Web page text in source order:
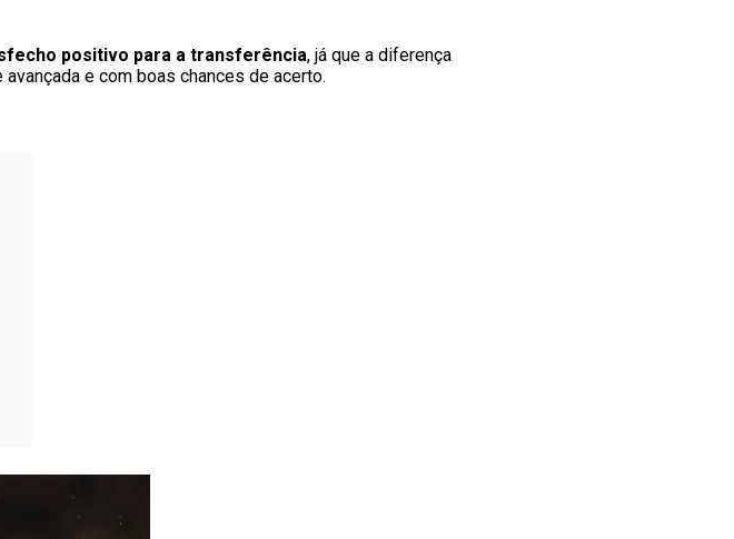
positivo para a transferência, já que a diferença
e com boas chances de acerto.